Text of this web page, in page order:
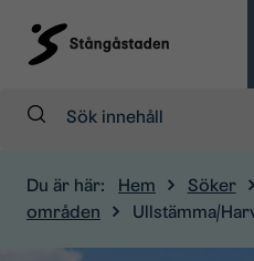
Sök:
Du är här: Hem Söker
områden
Ullstämma/